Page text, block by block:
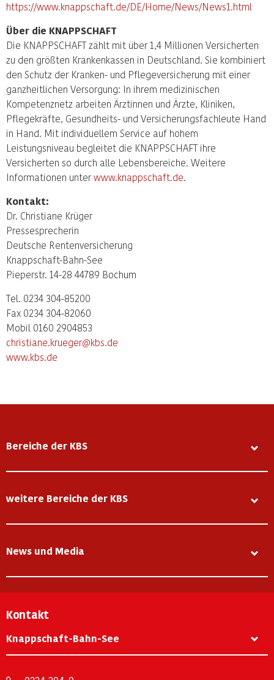
https://www.knappschaft.de/DE/Home/News/News1.html
Über die KNAPPSCHAFT
Die KNAPPSCHAFT zählt mit über 1,4 Millionen Versicherten
zu den größten Krankenkassen in Deutschland. Sie kombiniert
den Schutz der Kranken- und Pflegeversicherung mit einer
ganzheitlichen Versorgung: In ihrem medizinischen
Kompetenznetz arbeiten Ärztinnen und Ärzte, Kliniken,
Pflegekräfte, Gesundheits- und Versicherungsfachleute Hand
in Hand. Mit individuellem Service auf hohem
Leistungsniveau begleitet die KNAPPSCHAFT ihre
Versicherten so durch alle Lebensbereiche. Weitere
Informationen unter www.knappschaft.de.
Kontakt:
Dr. Christiane Krüger
Pressesprecherin
Deutsche Rentenversicherung
Knappschaft-Bahn-See
Pieperstr. 14-28 44789 Bochum
Tel. 0234 304-85200
Fax 0234 304-82060
Mobil 0160 2904853
christiane.krueger@kbs.de
www.kbs.de
Bereiche der KBS
weitere Bereiche der KBS
News und Media
Kontakt
Knappschaft-Bahn-See